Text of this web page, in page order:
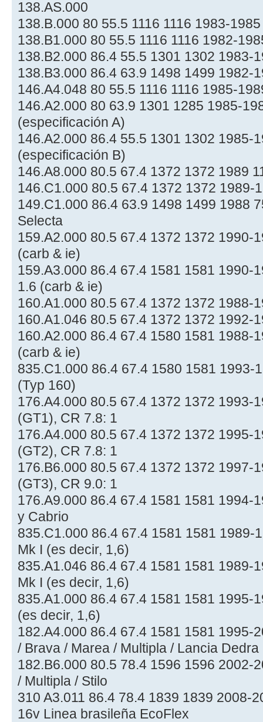
138.AS.000
138.B.000 80 55.5 1116 1116 1983-
138.B1.000 80 55.5 1116 1116 1982-
138.B2.000 86.4 55.5 1301 1302 1983-
138.B3.000 86.4 63.9 1498 1499 1982-
146.A4.048 80 55.5 1116 1116 1985-
146.A2.000 80 63.9 1301 1285 1985-
(especificación A)
146.A2.000 86.4 55.5 1301 1302 1985-
(especificación B)
146.A8.000 80.5 67.4 1372 1372 1989
146.C1.000 80.5 67.4 1372 1372 1989-
149.C1.000 86.4 63.9 1498 1499 1988
Selecta
159.A2.000 80.5 67.4 1372 1372 1990-
(carb & ie)
159.A3.000 86.4 67.4 1581 1581 1990-
1.6 (carb & ie)
160.A1.000 80.5 67.4 1372 1372 1988-
160.A1.046 80.5 67.4 1372 1372 1992-
160.A2.000 86.4 67.4 1580 1581 1988-
(carb & ie)
835.C1.000 86.4 67.4 1580 1581 1993-
(Typ 160)
176.A4.000 80.5 67.4 1372 1372 1993-
(GT1), CR 7.8: 1
176.A4.000 80.5 67.4 1372 1372 1995-
(GT2), CR 7.8: 1
176.B6.000 80.5 67.4 1372 1372 1997-
(GT3), CR 9.0: 1
176.A9.000 86.4 67.4 1581 1581 1994-
y Cabrio
835.C1.000 86.4 67.4 1581 1581 1989-
Mk I (es decir, 1,6)
835.A1.046 86.4 67.4 1581 1581 1989-
Mk I (es decir, 1,6)
835.A1.000 86.4 67.4 1581 1581 1995-
(es decir, 1,6)
182.A4.000 86.4 67.4 1581 1581 1995-
/ Brava / Marea / Multipla / Lancia Dedra
182.B6.000 80.5 78.4 1596 1596 2002-
/ Multipla / Stilo
310 A3.011 86.4 78.4 1839 1839 2008-
16v Linea brasileña EcoFlex